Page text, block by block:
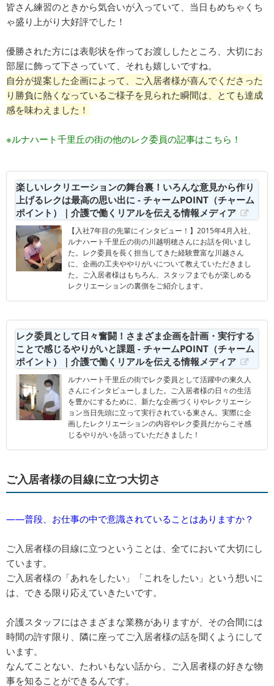
皆さん練習のときから気合いが入っていて、当日もめちゃくち
ゃ盛り上がり大好評でした！
優勝された方には表彰状を作ってお渡ししたところ、大切にお
部屋に飾って下さっていて、それも嬉しいですね。
自分が提案した企画によって、ご入居者様が喜んでくださった
り勝負に熱くなっているご様子を見られた瞬間は、とても達成
感を味わえました！
※ルナハート千里丘の街の他のレク委員の記事はこちら！
楽しいレクリエーションの舞台裏！いろんな意見から作り
上げるレクは最高の思い出に - チャームPOINT（チャーム
ポイント）｜介護で働くリアルを伝える情報メディア
【入社7年目の先輩にインタビュー！】2015年4月入社、
ルナハート千里丘の街の川越明穂さんにお話を伺いまし
た。レク委員を長く担当してきた経験豊富な川越さん
に、企画の工夫ややりがいについて教えていただきまし
た。ご入居者様はもちろん、スタッフまでもが楽しめる
レクリエーションの裏側をご紹介します。
レク委員として日々奮闘！さまざま企画を計画・実行する
ことで感じるやりがいと課題 - チャームPOINT（チャーム
ポイント）｜介護で働くリアルを伝える情報メディア
ルナハート千里丘の街でレク委員として活躍中の東久人
さんにインタビューしました。ご入居者様の日々の生活
を豊かにするために、新たな企画づくりやレクリエーシ
ョン当日先頭に立って実行されている東さん。実際に企
画したレクリエーションの内容やレク委員だからこそ感
じるやりがいを語っていただきました！
ご入居者様の目線に立つ大切さ
――普段、お仕事の中で意識されていることはありますか？
ご入居者様の目線に立つということは、全てにおいて大切にし
ています。
ご入居者様の「あれをしたい」「これをしたい」という想いに
は、できる限り応えていきたいです。
介護スタッフにはさまざまな業務がありますが、その合間には
時間の許す限り、隣に座ってご入居者様の話を聞くようにして
います。
なんてことない、たわいもない話から、ご入居者様の好きな物
事を知ることができるんです。